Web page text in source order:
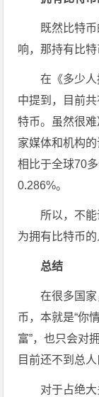
既然比特
响，那持有比特
在《多少
中提到，目前
特币。虽然很
家媒体和机构
相比于全球70
0.286%。
所以，不能
为拥有比特币的
总结
在很多国家
币，本就是“你
富”，也只会对
目前还不到总人
对于占绝